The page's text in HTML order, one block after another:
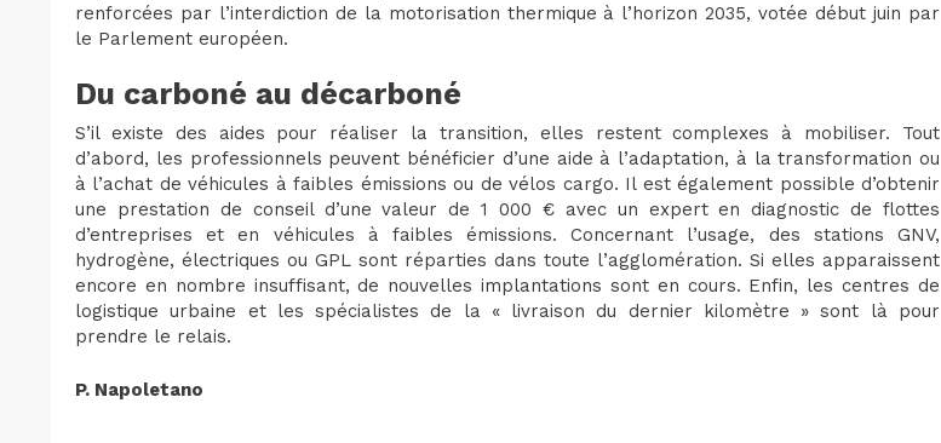
renforcées par l’interdiction de la motorisation thermique à l’horizon 2035, votée début juin par
le Parlement européen.
Du carboné au décarboné
S’il existe des aides pour réaliser la transition, elles restent complexes à mobiliser. Tout
d’abord, les professionnels peuvent bénéficier d’une aide à l’adaptation, à la transformation ou
à l’achat de véhicules à faibles émissions ou de vélos cargo. Il est également possible d’obtenir
une prestation de conseil d’une valeur de 1 000 € avec un expert en diagnostic de flottes
d’entreprises et en véhicules à faibles émissions. Concernant l’usage, des stations GNV,
hydrogène, électriques ou GPL sont réparties dans toute l’agglomération. Si elles apparaissent
encore en nombre insuffisant, de nouvelles implantations sont en cours. Enfin, les centres de
logistique urbaine et les spécialistes de la « livraison du dernier kilomètre » sont là pour
prendre le relais.
P. Napoletano